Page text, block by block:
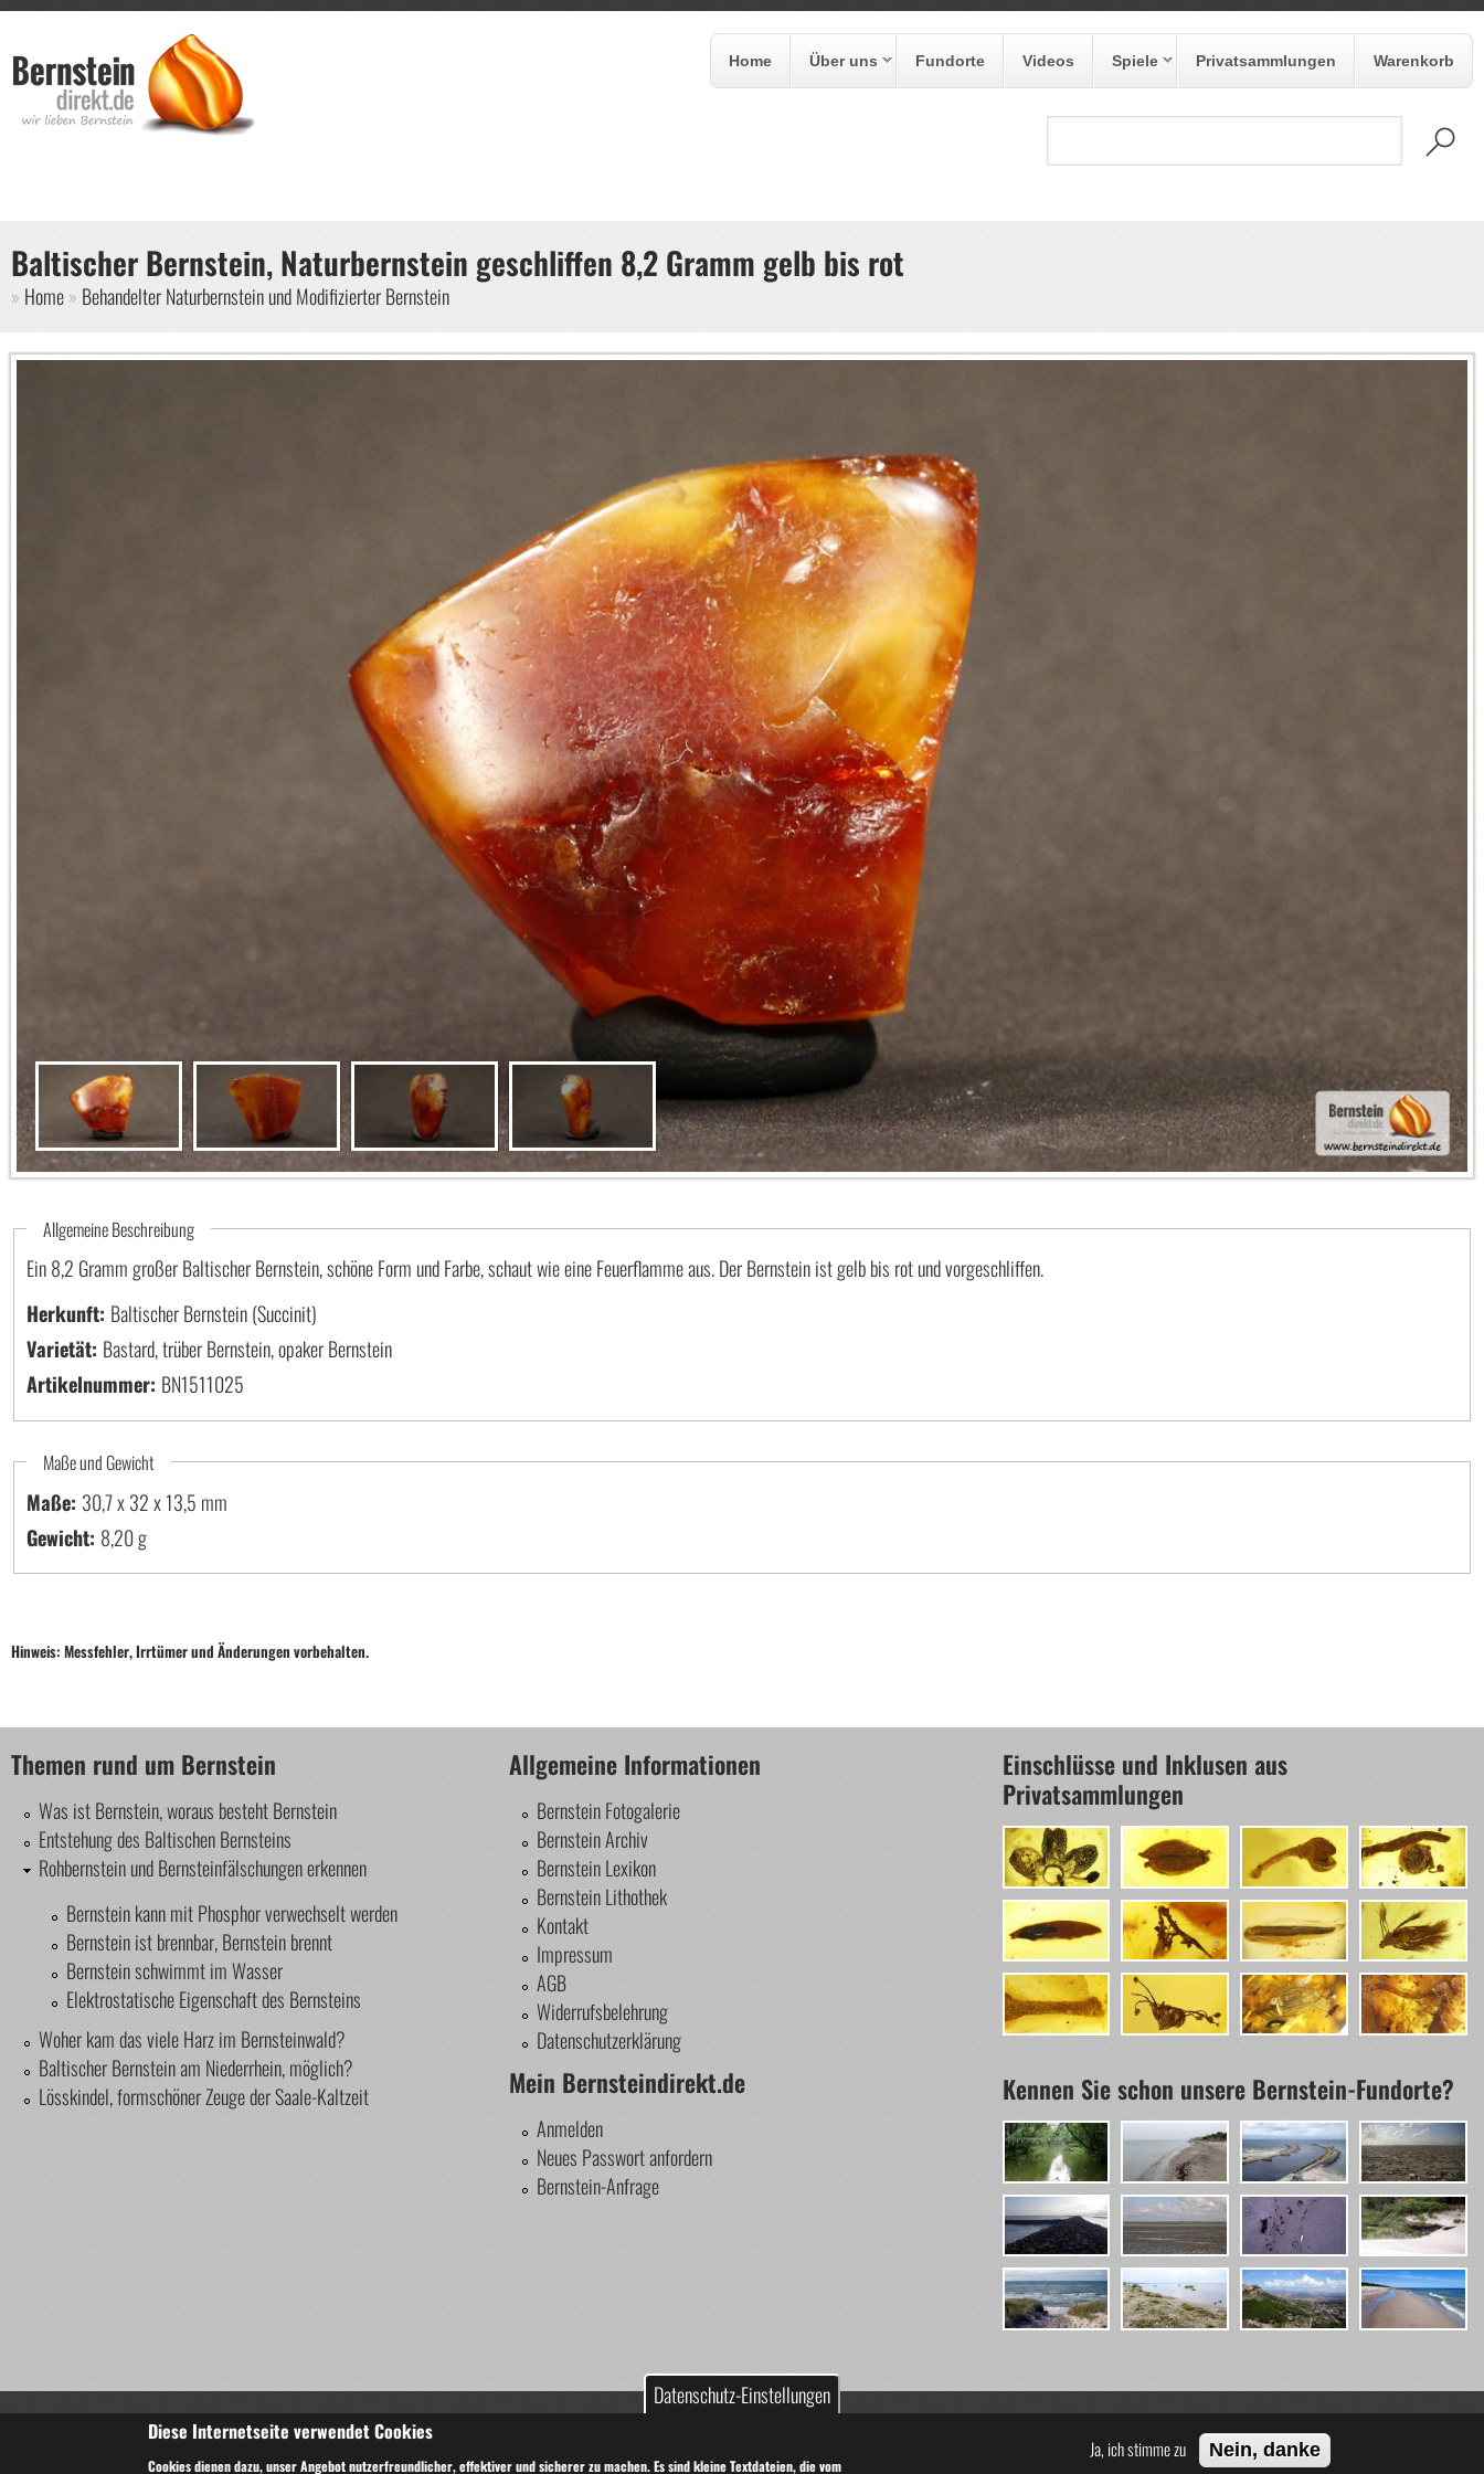
Home Über uns Fundorte Videos Spiele Privatsammlungen Warenkorb
Baltischer Bernstein, Naturbernstein geschliffen 8,2 Gramm gelb bis rot
Sie sind hier
Home Behandelter Naturbernstein und Modifizierter Bernstein
Allgemeine Beschreibung
Ein 8,2 Gramm großer Baltischer Bernstein, schöne Form und Farbe, schaut wie eine Feuerflamme aus. Der Bernstein ist gelb bis rot und vorgeschliffen.
Herkunft: Baltischer Bernstein (Succinit)
Varietät: Bastard, trüber Bernstein, opaker Bernstein
Artikelnummer: BN1511025
Maße und Gewicht
Maße: 30,7 x 32 x 13,5
Gewicht: 8,20 g
Hinweis: Messfehler, Irrtümer und Änderungen vorbehalten.
Themen rund um Bernstein
Was ist Bernstein, woraus besteht Bernstein
Entstehung des Baltischen Bernsteins
Rohbernstein und Bernsteinfälschungen erkennen
Bernstein kann mit Phosphor verwechselt werden
Bernstein ist brennbar, Bernstein brennt
Bernstein schwimmt im Wasser
Elektrostatische Eigenschaft des Bernsteins
Woher kam das viele Harz im Bernsteinwald?
Baltischer Bernstein am Niederrhein, möglich?
Lösskindel, formschöner Zeuge der Saale-Kaltzeit
Allgemeine Informationen
Bernstein Fotogalerie
Bernstein Archiv
Bernstein Lexikon
Bernstein Lithothek
Kontakt
Impressum
AGB
Widerrufsbelehrung
Datenschutzerklärung
Mein Bernsteindirekt.de
Anmelden
Neues Passwort anfordern
Bernstein-Anfrage
Einschlüsse und Inklusen aus
Privatsammlungen
Kennen Sie schon unsere Bernstein-Fundorte?
Copyright © 2014-2025 Bernsteindirekt.de – wir lieben Bernstein!
Datenschutz-Einstellungen
Diese Internetseite verwendet Cookies
Cookies dienen dazu, unser Angebot nutzerfreundlicher, effektiver und sicherer zu machen. Es sind kleine Textdateien, die vom
Ja, ich stimme zu Nein, danke